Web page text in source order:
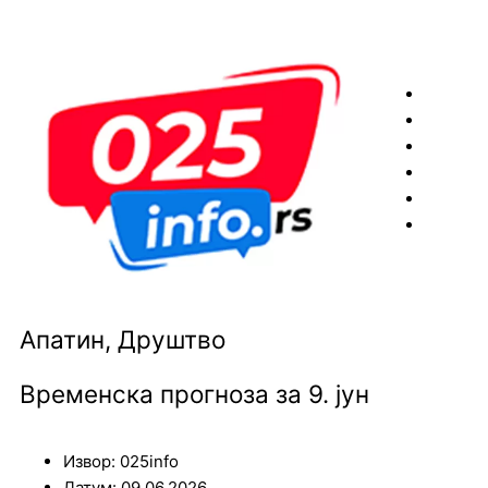
Апатин, Друштво
Временска прогноза за 9. јун
Извор: 025info